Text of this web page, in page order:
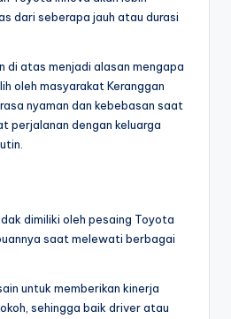
dari seberapa jauh atau durasi
di atas menjadi alasan mengapa
oleh masyarakat Keranggan
nyaman dan kebebasan saat
perjalanan dengan keluarga
dimiliki oleh pesaing Toyota
saat melewati berbagai
untuk memberikan kinerja
sehingga baik driver atau